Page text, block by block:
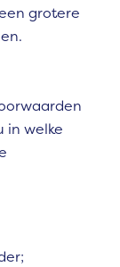
grotere
in welke